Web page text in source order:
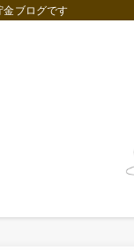
金ブログです